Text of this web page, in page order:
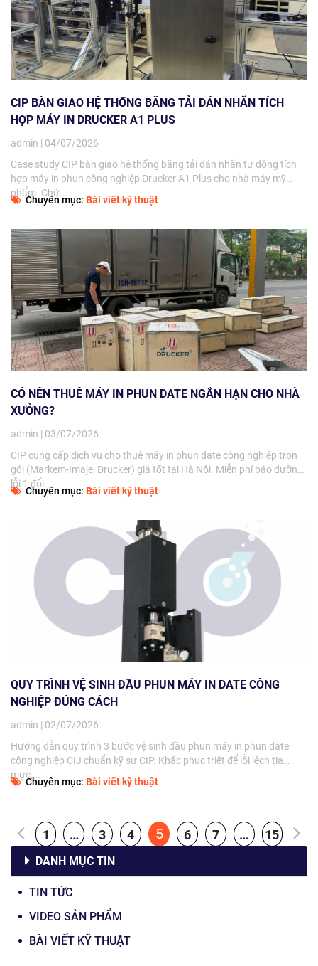
CIP BÀN GIAO HỆ THỐNG BĂNG TẢI DÁN NHÃN TÍCH
HỢP MÁY IN DRUCKER A1 PLUS
admin | 04/07/2026
Case study CIP bàn giao hệ thống băng tải dán nhãn tự động tích
hợp máy in phun công nghiệp Drucker A1 Plus cho nhà máy mỹ
phẩm. Chữ...
Chuyên mục: Bài viết kỹ thuật
CÓ NÊN THUÊ MÁY IN PHUN DATE NGẮN HẠN CHO NHÀ
XƯỞNG?
admin | 03/07/2026
CIP cung cấp dịch vụ cho thuê máy in phun date công nghiệp trọn
gói (Markem-Imaje, Drucker) giá tốt tại Hà Nội. Miễn phí bảo dưỡng,
lỗi 1 đổi...
Chuyên mục: Bài viết kỹ thuật
QUY TRÌNH VỆ SINH ĐẦU PHUN MÁY IN DATE CÔNG
NGHIỆP ĐÚNG CÁCH
admin | 02/07/2026
Hướng dẫn quy trình 3 bước vệ sinh đầu phun máy in phun date
công nghiệp CIJ chuẩn kỹ sư CIP. Khắc phục triệt để lỗi lệch tia
mực,...
Chuyên mục: Bài viết kỹ thuật
1 … 3 4 5 6 7 … 15
DANH MỤC TIN
TIN TỨC
VIDEO SẢN PHẨM
BÀI VIẾT KỸ THUẬT